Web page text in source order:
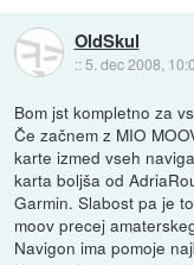
OldSkul
:: 5. dec 2008,
Bom jst kompletno za
Če začnem z MIO
karte izmed vseh
karta boljša od
Garmin. Slabost pa je
moov precej
Navigon ima pomoje